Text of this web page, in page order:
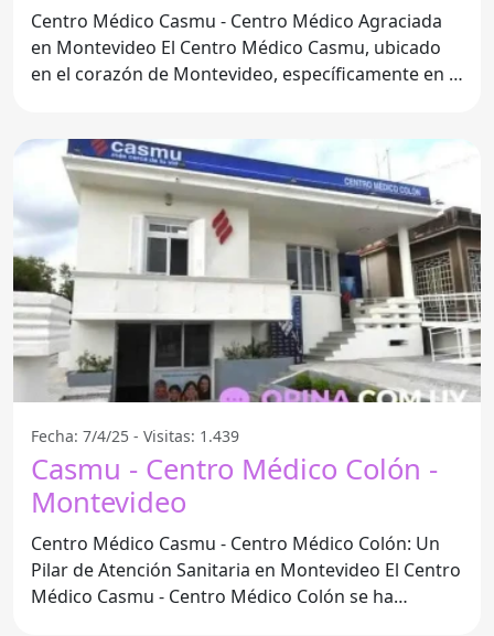
Centro Médico Casmu - Centro Médico Agraciada
en Montevideo El Centro Médico Casmu, ubicado
en el corazón de Montevideo, específicamente en el
Fecha: 7/4/25 - Visitas: 1.439
Casmu - Centro Médico Colón -
Montevideo
Centro Médico Casmu - Centro Médico Colón: Un
Pilar de Atención Sanitaria en Montevideo El Centro
Médico Casmu - Centro Médico Colón se ha